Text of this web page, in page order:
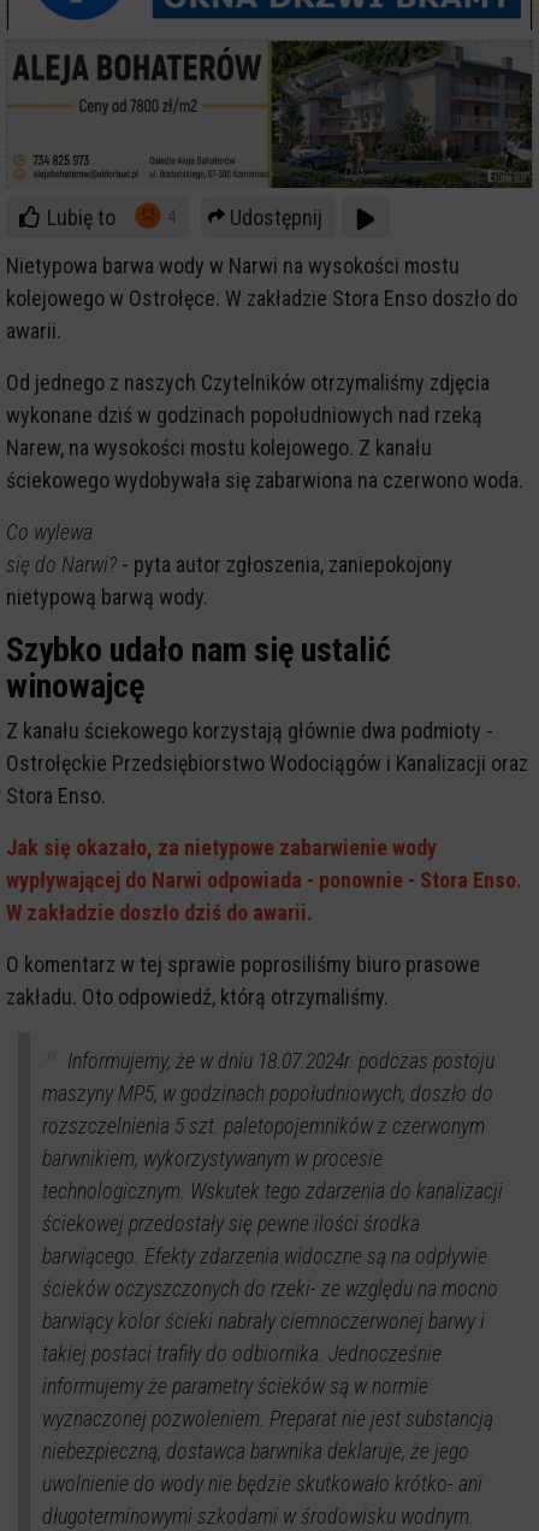
Lubię to 4
Udostępnij
Nietypowa barwa wody w Narwi na wysokości mostu
kolejowego w Ostrołęce. W zakładzie Stora Enso doszło do
awarii.
Od jednego z naszych Czytelników otrzymaliśmy zdjęcia
wykonane dziś w godzinach popołudniowych nad rzeką
Narew, na wysokości mostu kolejowego. Z kanału
ściekowego wydobywała się zabarwiona na czerwono woda.
Co wylewa
się do Narwi? - pyta autor zgłoszenia, zaniepokojony
nietypową barwą wody.
Szybko udało nam się ustalić
winowajcę
Z kanału ściekowego korzystają głównie dwa podmioty -
Ostrołęckie Przedsiębiorstwo Wodociągów i Kanalizacji oraz
Stora Enso.
Jak się okazało, za nietypowe zabarwienie wody
wypływającej do Narwi odpowiada - ponownie - Stora Enso.
W zakładzie doszło dziś do awarii.
O komentarz w tej sprawie poprosiliśmy biuro prasowe
zakładu. Oto odpowiedź, którą otrzymaliśmy.
Informujemy, że w dniu 18.07.2024r. podczas postoju
maszyny MP5, w godzinach popołudniowych, doszło do
rozszczelnienia 5 szt. paletopojemników z czerwonym
barwnikiem, wykorzystywanym w procesie
technologicznym. Wskutek tego zdarzenia do kanalizacji
ściekowej przedostały się pewne ilości środka
barwiącego. Efekty zdarzenia widoczne są na odpływie
ścieków oczyszczonych do rzeki- ze względu na mocno
barwiący kolor ścieki nabrały ciemnoczerwonej barwy i
takiej postaci trafiły do odbiornika. Jednocześnie
informujemy że parametry ścieków są w normie
wyznaczonej pozwoleniem. Preparat nie jest substancją
niebezpieczną, dostawca barwnika deklaruje, że jego
uwolnienie do wody nie będzie skutkowało krótko- ani
długoterminowymi szkodami w środowisku wodnym.